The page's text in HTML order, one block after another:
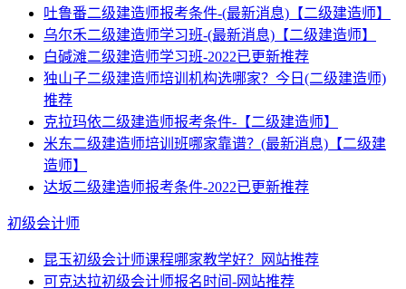
吐鲁番二级建造师报考条件-(最新消息)【二级建造师】
乌尔禾二级建造师学习班-(最新消息)【二级建造师】
白碱滩二级建造师学习班-2022已更新推荐
独山子二级建造师培训机构选哪家？今日(二级建造师)
推荐
克拉玛依二级建造师报考条件-【二级建造师】
米东二级建造师培训班哪家靠谱？(最新消息)【二级建
造师】
达坂二级建造师报考条件-2022已更新推荐
初级会计师
昆玉初级会计师课程哪家教学好？网站推荐
可克达拉初级会计师报名时间-网站推荐